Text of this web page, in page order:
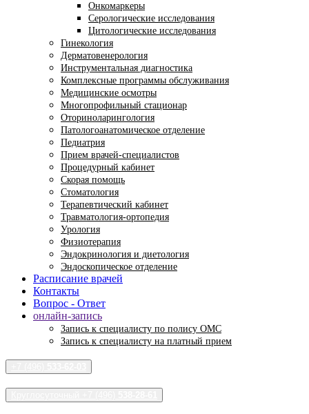
Онкомаркеры
Серологические исследования
Цитологические исследования
Гинекология
Дерматовенерология
Инструментальная диагностика
Комплексные программы обслуживания
Медицинские осмотры
Многопрофильный стационар
Оториноларингология
Патологоанатомическое отделение
Педиатрия
Прием врачей-специалистов
Процедурный кабинет
Скорая помощь
Стоматология
Терапевтический кабинет
Травматология-ортопедия
Урология
Физиотерапия
Эндокринология и диетология
Эндоскопическое отделение
Расписание врачей
Контакты
Вопрос - Ответ
онлайн-запись
Запись к специалисту по полису ОМС
Запись к специалисту на платный прием